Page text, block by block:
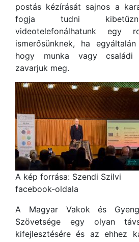
postás kézírását sajnos a
fogja tudni
videotelefonálhatunk egy
ismerősünknek, ha
hogy munka vagy családi
zavarjuk meg.
A kép forrása: Szendi Szilvi
facebook-oldala
A Magyar Vakok és
Szövetsége egy olyan
kifejlesztésére és az ehhez